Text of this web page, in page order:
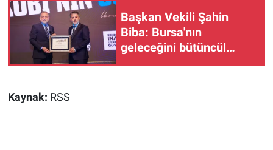
Başkan Vekili Şahin
Biba: Bursa'nın
geleceğini bütüncül
Kaynak: RSS